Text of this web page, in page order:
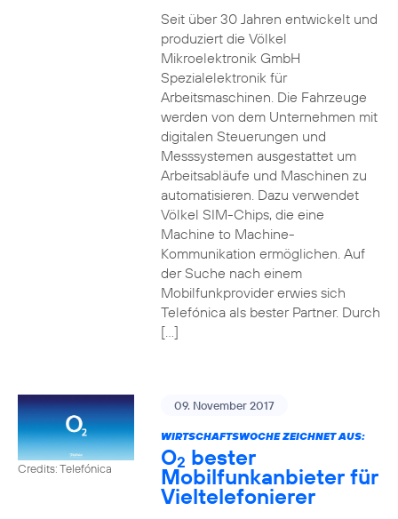
Seit über 30 Jahren entwickelt und
produziert die Völkel
Mikroelektronik GmbH
Spezialelektronik für
Arbeitsmaschinen. Die Fahrzeuge
werden von dem Unternehmen mit
digitalen Steuerungen und
Messsystemen ausgestattet um
Arbeitsabläufe und Maschinen zu
automatisieren. Dazu verwendet
Völkel SIM-Chips, die eine
Machine to Machine-
Kommunikation ermöglichen. Auf
der Suche nach einem
Mobilfunkprovider erwies sich
Telefónica als bester Partner. Durch
[…]
Credits: Telefónica
09. November 2017
WIRTSCHAFTSWOCHE ZEICHNET AUS:
O2 bester
Mobilfunkanbieter für
Vieltelefonierer